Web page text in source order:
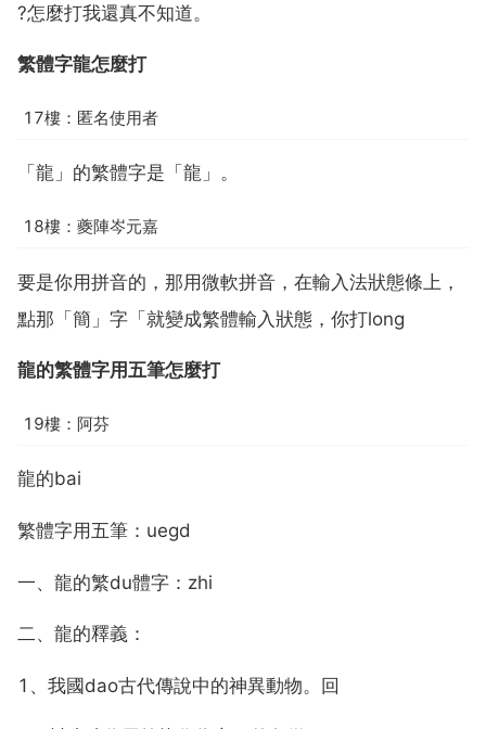
?怎麼打我還真不知道。
繁體字龍怎麼打
17樓：匿名使用者
「龍」的繁體字是「龍」。
18樓：夔陣岑元嘉
要是你用拼音的，那用微軟拼音，在輸入法狀態條上，
點那「簡」字「就變成繁體輸入狀態，你打long
龍的繁體字用五筆怎麼打
19樓：阿芬
龍的bai
繁體字用五筆：uegd
一、龍的繁du體字：zhi
二、龍的釋義：
1、我國dao古代傳說中的神異動物。回